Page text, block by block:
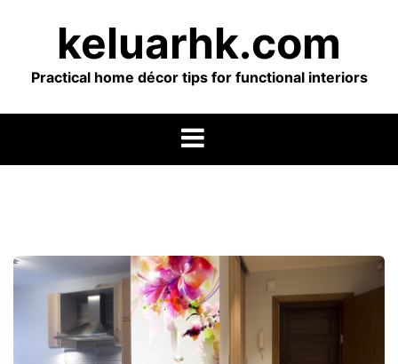
keluarhk.com
Practical home décor tips for functional interiors